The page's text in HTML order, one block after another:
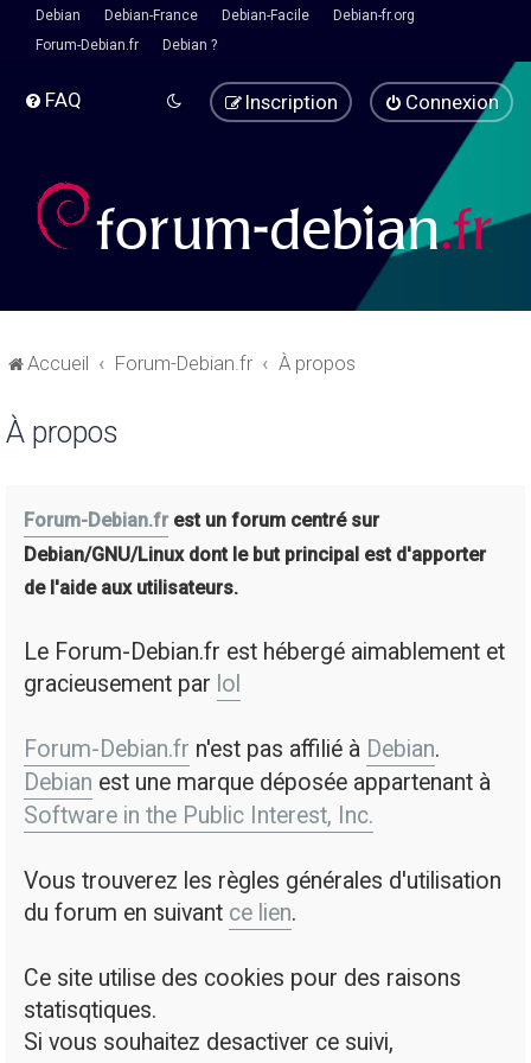
Debian Debian-France Debian-Facile
Debian-fr.org
Forum-Debian.fr
Debian ?
FAQ Connexion
Inscription
Accueil Forum-Debian.fr À propos
À propos
Forum-Debian.fr est un forum centré sur
Debian/GNU/Linux dont le but principal est d'apporter
de l'aide aux utilisateurs.
Le Forum-Debian.fr est hébergé aimablement et
gracieusement par lol
Forum-Debian.fr n'est pas affilié à Debian.
Debian est une marque déposée appartenant à
Software in the Public Interest, Inc.
Vous trouverez les règles générales d'utilisation
du forum en suivant ce lien.
Ce site utilise des cookies pour des raisons
statisqtiques.
Si vous souhaitez desactiver ce suivi,